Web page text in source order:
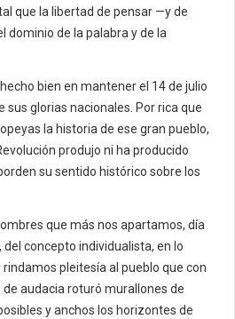
que la libertad de pensar —y de
dominio de la palabra y de la
bien en mantener el 14 de julio
glorias nacionales. Por rica que
la historia de ese gran pueblo,
produjo ni ha producido
su sentido histórico sobre los
que más nos apartamos, día
del concepto individualista, en lo
pleitesía al pueblo que con
audacia roturó murallones de
y anchos los horizontes de